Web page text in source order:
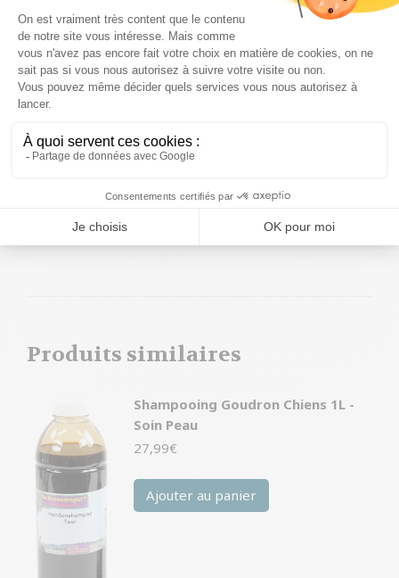
être lavé en machine. Cependant, nous vous
recommandons de le laver à la main pour préserver la
durabilité des bandes réfléchissantes.
Faites de chaque promenade une déclaration de style
votre compagnon à quatre pattes mérite le meilleur,
N’oubliez pas, un chien stylé est un chien heureux!
Produits similaires
Shampooing Goudron Chiens 1L -
Soin Peau
27,99€
Ajouter au panier